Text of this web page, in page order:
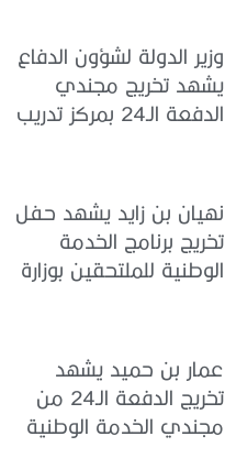
وزير الدولة لشؤون الدفاع
يشهد تخريج مجندي
الدفعة الـ24 بمركز تدريب
نهيان بن زايد يشهد حفل
تخريج برنامج الخدمة
الوطنية للملتحقين بوزارة
عمار بن حميد يشهد
تخريج الدفعة الـ24 من
مجندي الخدمة الوطنية